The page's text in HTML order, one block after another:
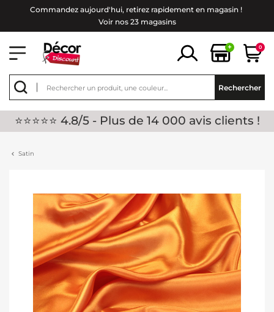
Commandez aujourd'hui, retirez rapidement en magasin !
Voir nos 23 magasins
+ 0
Rechercher
⭐⭐⭐⭐⭐ 4.8/5 - Plus de 14 000 avis clients !
Satin